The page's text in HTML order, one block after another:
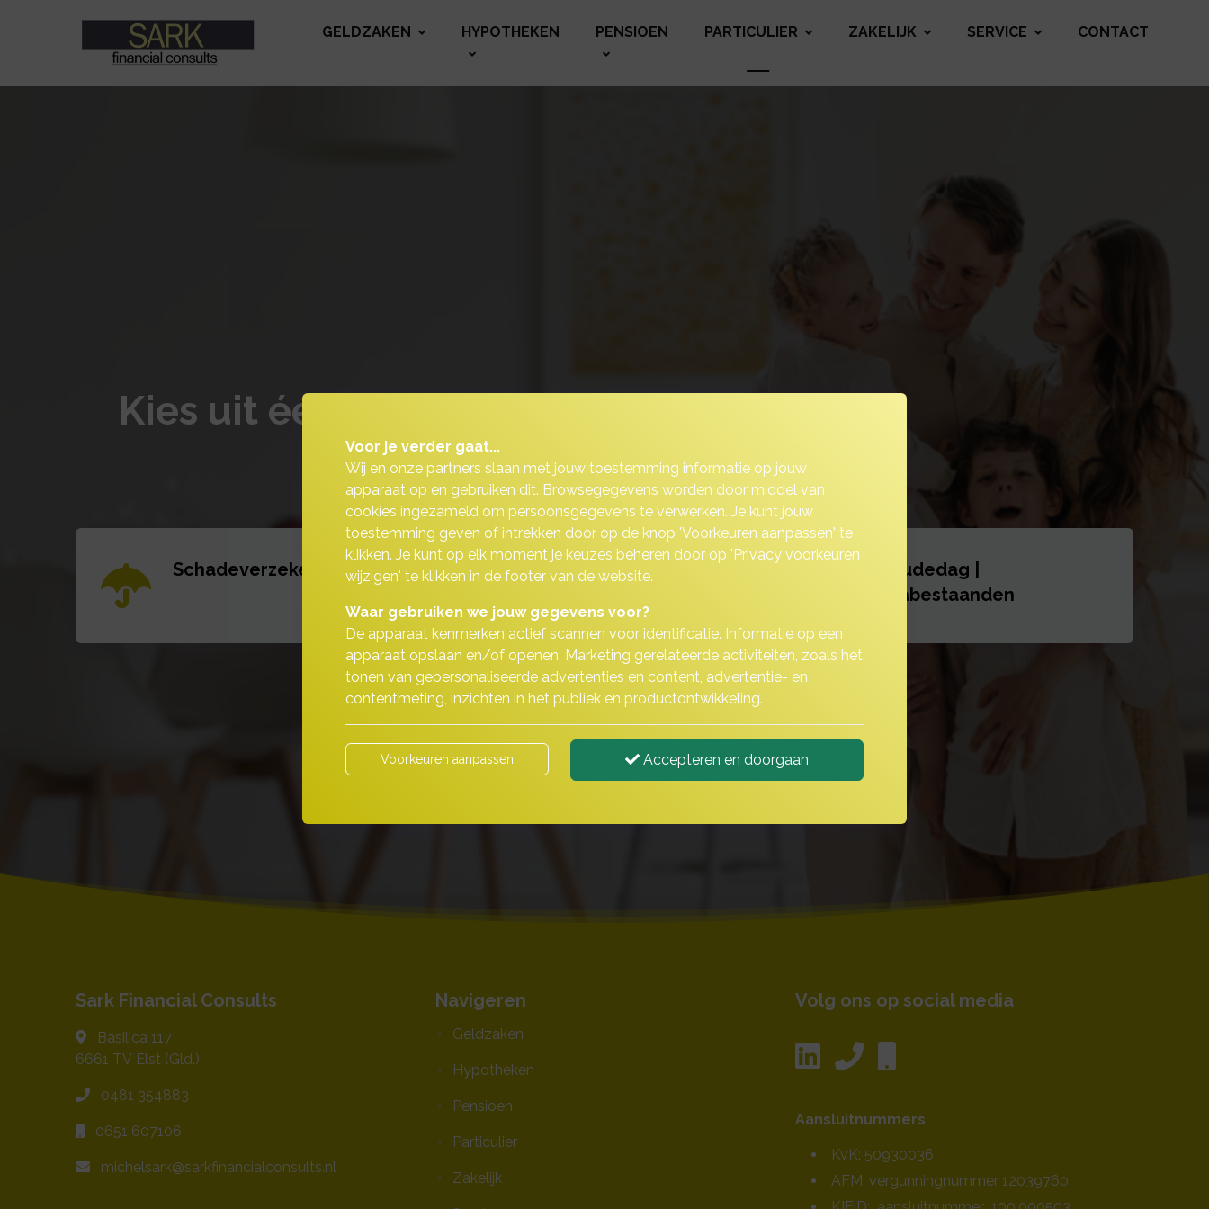
GELDZAKEN HYPOTHEKEN PENSIOEN PARTICULIER ZAKELIJK SERVICE CONTACT
Kies uit één van de volgende opties
Schadeverzekeringen Levensverzekeringen
Oudedag |
nabestaanden
Sark Financial Consults
Basilica 117
6661 TV Elst (Gld.)
0481 354883
0651 607106
michelsark@sarkfinancialconsults.nl
Navigeren
Geldzaken
Hypotheken
Pensioen
Particulier
Zakelijk
Volg ons op social media
Aansluitnummers
KvK: 50930036
AFM: vergunningnummer 12039760
Voor je verder gaat...
Wij en onze partners slaan met jouw toestemming informatie op jouw
apparaat op en gebruiken dit. Browsegegevens worden door middel van
cookies ingezameld om persoonsgegevens te verwerken. Je kunt jouw
toestemming geven of intrekken door op de knop 'Voorkeuren aanpassen' te
klikken. Je kunt op elk moment je keuzes beheren door op 'Privacy voorkeuren
wijzigen' te klikken in de footer van de website.
Waar gebruiken we jouw gegevens voor?
De apparaat kenmerken actief scannen voor identificatie. Informatie op een
apparaat opslaan en/of openen. Marketing gerelateerde activiteiten, zoals het
tonen van gepersonaliseerde advertenties en content, advertentie- en
contentmeting, inzichten in het publiek en productontwikkeling.
Voorkeuren aanpassen Accepteren en doorgaan